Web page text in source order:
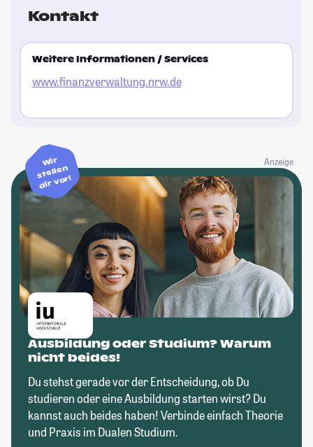
Kontakt
Weitere Informationen / Services
www.finanzverwaltung.nrw.de
Anzeige
Wir
stellen
dir vor!
Ausbildung oder Studium? Warum
nicht beides!
Du stehst gerade vor der Entscheidung, ob Du
studieren oder eine Ausbildung starten wirst? Du
kannst auch beides haben! Verbinde einfach Theorie
und Praxis im Dualen Studium.